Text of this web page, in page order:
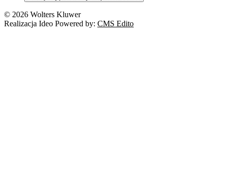
Prawo autorskie
© 2026 Wolters Kluwer
Realizacja Ideo Powered by: CMS Edito